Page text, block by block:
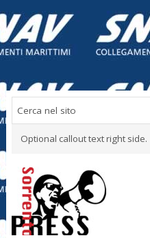
Optional callout text right side.